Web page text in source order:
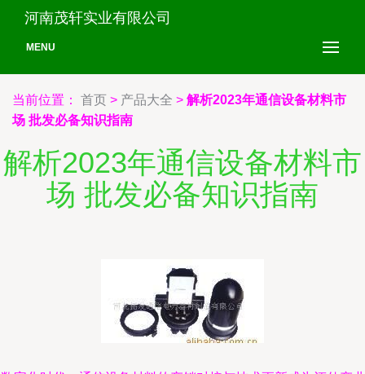
河南茂轩实业有限公司
MENU
当前位置： 首页 > 产品大全 > 解析2023年通信设备材料市
场 批发必备知识指南
解析2023年通信设备材料市
场 批发必备知识指南